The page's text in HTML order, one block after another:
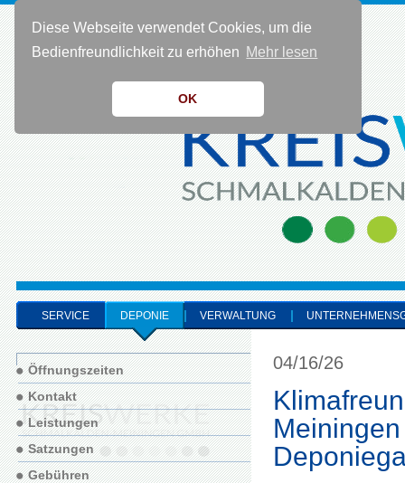
Diese Webseite verwendet Cookies, um die
Bedienfreundlichkeit zu erhöhen Mehr lesen
OK
KONTAKT 0 36 83 - 40 91 0
SERVICE DEPONIE VERWALTUNG
04/16/26
Öffnungszeiten
Kontakt
Leistungen
Satzungen
Gebühren